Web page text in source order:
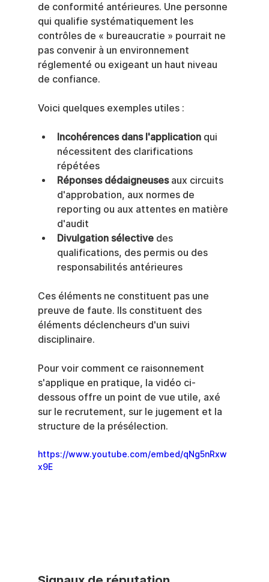
de conformité antérieures. Une personne
qui qualifie systématiquement les
contrôles de « bureaucratie » pourrait ne
pas convenir à un environnement
réglementé ou exigeant un haut niveau
de confiance.
Voici quelques exemples utiles :
Incohérences dans l'application qui
nécessitent des clarifications
répétées
Réponses dédaigneuses aux circuits
d'approbation, aux normes de
reporting ou aux attentes en matière
d'audit
Divulgation sélective des
qualifications, des permis ou des
responsabilités antérieures
Ces éléments ne constituent pas une
preuve de faute. Ils constituent des
éléments déclencheurs d'un suivi
disciplinaire.
Pour voir comment ce raisonnement
s'applique en pratique, la vidéo ci-
dessous offre un point de vue utile, axé
sur le recrutement, sur le jugement et la
structure de la présélection.
https://www.youtube.com/embed/qNg5nRxw
x9E